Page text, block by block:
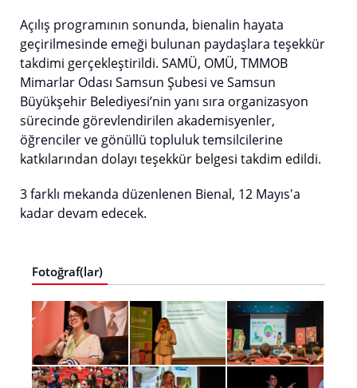
Açılış programının sonunda, bienalin hayata
geçirilmesinde emeği bulunan paydaşlara teşekkür
takdimi gerçekleştirildi. SAMÜ, OMÜ, TMMOB
Mimarlar Odası Samsun Şubesi ve Samsun
Büyükşehir Belediyesi’nin yanı sıra organizasyon
sürecinde görevlendirilen akademisyenler,
öğrenciler ve gönüllü topluluk temsilcilerine
katkılarından dolayı teşekkür belgesi takdim edildi.
3 farklı mekanda düzenlenen Bienal, 12 Mayıs'a
kadar devam edecek.
Fotoğraf(lar)